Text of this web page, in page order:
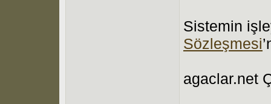
Sistemin
Sözleşmesi
agaclar.net